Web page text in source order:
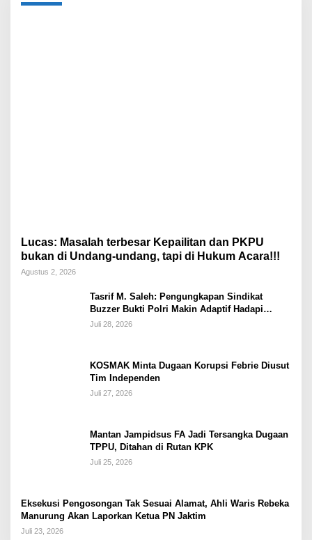
Lucas: Masalah terbesar Kepailitan dan PKPU
bukan di Undang-undang, tapi di Hukum Acara!!!
Agustus 2, 2026
Tasrif M. Saleh: Pengungkapan Sindikat
Buzzer Bukti Polri Makin Adaptif Hadapi
Kejahatan Digital
Juli 28, 2026
KOSMAK Minta Dugaan Korupsi Febrie Diusut
Tim Independen
Juli 27, 2026
Mantan Jampidsus FA Jadi Tersangka Dugaan
TPPU, Ditahan di Rutan KPK
Juli 25, 2026
Eksekusi Pengosongan Tak Sesuai Alamat, Ahli Waris Rebeka
Manurung Akan Laporkan Ketua PN Jaktim
Juli 23, 2026